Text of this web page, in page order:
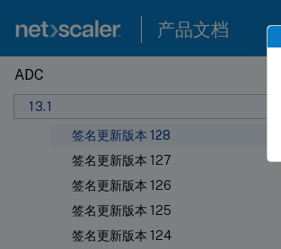
产品文档
ADC
13.1
签名更新版本 132
签名更新版本 131
签名更新版本 128
签名更新版本 127
签名更新版本 126
签名更新版本 125
签名更新版本 124